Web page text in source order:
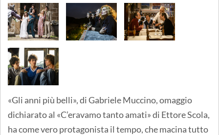
«Gli anni più belli», di Gabriele Muccino, omaggio
dichiarato al «C’eravamo tanto amati» di Ettore Scola,
ha come vero protagonista il tempo, che macina tutto